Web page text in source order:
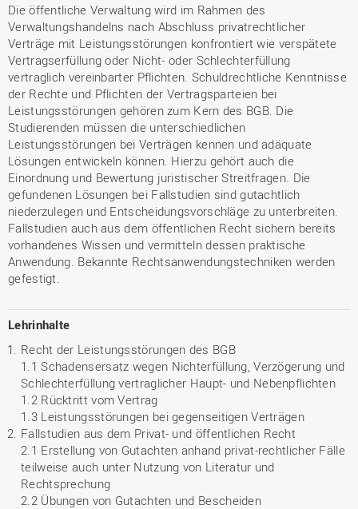
Die öffentliche Verwaltung wird im Rahmen des
Verwaltungshandelns nach Abschluss privatrechtlicher
Verträge mit Leistungsstörungen konfrontiert wie verspätete
Vertragserfüllung oder Nicht- oder Schlechterfüllung
vertraglich vereinbarter Pflichten. Schuldrechtliche Kenntnisse
der Rechte und Pflichten der Vertragsparteien bei
Leistungsstörungen gehören zum Kern des BGB. Die
Studierenden müssen die unterschiedlichen
Leistungsstörungen bei Verträgen kennen und adäquate
Lösungen entwickeln können. Hierzu gehört auch die
Einordnung und Bewertung juristischer Streitfragen. Die
gefundenen Lösungen bei Fallstudien sind gutachtlich
niederzulegen und Entscheidungsvorschläge zu unterbreiten.
Fallstudien auch aus dem öffentlichen Recht sichern bereits
vorhandenes Wissen und vermitteln dessen praktische
Anwendung. Bekannte Rechtsanwendungstechniken werden
gefestigt.
Lehrinhalte
Recht der Leistungsstörungen des BGB
1.1 Schadensersatz wegen Nichterfüllung, Verzögerung und
Schlechterfüllung vertraglicher Haupt- und Nebenpflichten
1.2 Rücktritt vom Vertrag
1.3 Leistungsstörungen bei gegenseitigen Verträgen
Fallstudien aus dem Privat- und öffentlichen Recht
2.1 Erstellung von Gutachten anhand privat-rechtlicher Fälle
teilweise auch unter Nutzung von Literatur und
Rechtsprechung
2.2 Übungen von Gutachten und Bescheiden